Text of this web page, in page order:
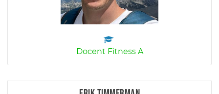
Docent Fitness A